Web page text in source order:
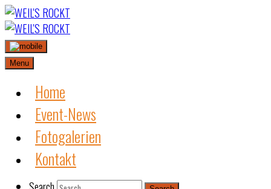
Skip
to
content
Menu
Home
Event-News
Fotogalerien
Kontakt